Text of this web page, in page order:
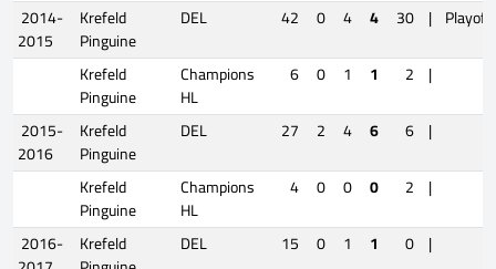
2014-
2015
Krefeld
Pinguine
DEL 42 0 4 4 30 |
Krefeld
Pinguine
Champions
HL
6 0 1 1 2 |
2015-
2016
Krefeld
Pinguine
DEL 27 2 4 6 6 |
Krefeld
Pinguine
Champions
HL
4 0 0 0 2 |
2016-
Krefeld
DEL 15 0 1 1 0 |